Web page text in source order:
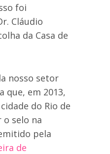
foi
Cláudio
da Casa de
nosso setor
que, em 2013,
do Rio de
o selo na
pela
de